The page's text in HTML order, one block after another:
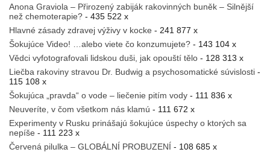
Anona Graviola – Přirozený zabiják rakovinných buněk – Silnější
než chemoterapie? - 435 522 x
Hlavné zásady zdravej výživy v kocke - 241 877 x
Šokujúce Video! …alebo viete čo konzumujete? - 143 104 x
Vědci vyfotografovali lidskou duši, jak opouští tělo - 128 313 x
Liečba rakoviny stravou Dr. Budwig a psychosomatické súvislosti -
115 108 x
Šokujúca „pravda“ o vode – liečenie pitím vody - 111 836 x
Neuveríte, v čom všetkom nás klamú - 111 672 x
Experimenty v Rusku prinášajú šokujúce úspechy o ktorých sa
nepíše - 111 223 x
Červená pilulka – GLOBÁLNÍ PROBUZENÍ - 108 685 x